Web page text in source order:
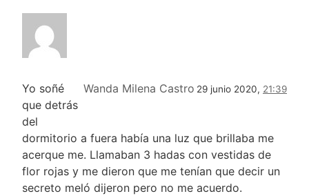
Wanda Milena Castro 29 junio 2020, 21:39
Yo soñé
que detrás
del
dormitorio a fuera había una luz que brillaba me
acerque me. Llamaban 3 hadas con vestidas de
flor rojas y me dieron que me tenían que decir un
secreto meló dijeron pero no me acuerdo.